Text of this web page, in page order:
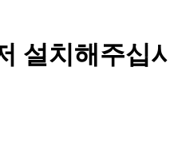
설치해주십